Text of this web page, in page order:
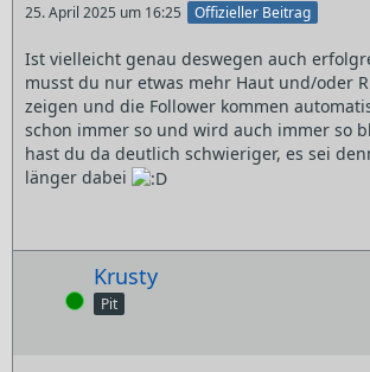
25. April 2025 um 16:25 Offizieller Beitrag
Ist vielleicht genau deswegen auch
musst du nur etwas mehr Haut und/oder
zeigen und die Follower kommen
schon immer so und wird auch immer so
hast du da deutlich schwieriger, es sei
länger dabei
Online
Krusty
Pit